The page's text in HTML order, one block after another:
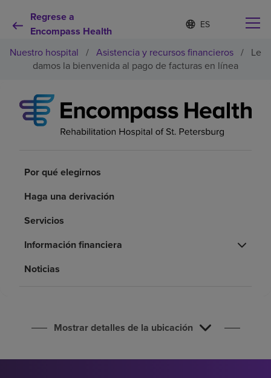
Regrese a
Encompass Health
Lista
de
idiomas
contraída
d
o
m
e
c
Por qué debe elegirnos
Pacientes y cuidadores
Acerca de nosotros
Nuestro hospital / Asistencia y recursos financieros / Le
damos la bienvenida al pago de facturas en línea
Por qué elegirnos
Haga una derivación
Servicios
Información financiera
Noticias
Mostrar detalles de la ubicación